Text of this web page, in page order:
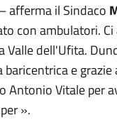
afferma il Sindaco
con ambulatori.
dell'Ufita.
e
Vitale per
».